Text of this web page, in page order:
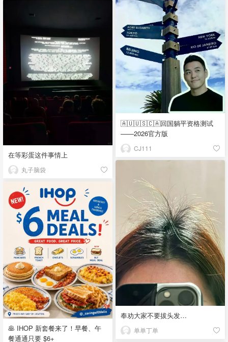
🇦🇺🇺🇸🇨🇦回国躺平资格测试
——2026官方版
CJ111
在等彩蛋这件事情上
丸子脑袋
奉劝大家不要拔头发…
单单丁单
🥞 IHOP 新套餐来了！早餐、午
餐通通只要 $6+